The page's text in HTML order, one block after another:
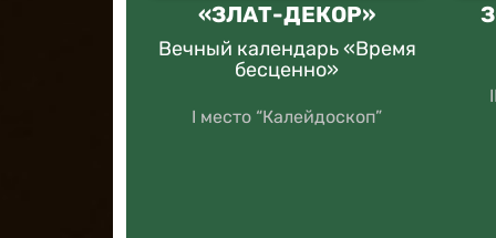
«ЗЛАТ-ДЕКОР»
Вечный календарь «Время
бесценно»
I место “Калейдоскоп”